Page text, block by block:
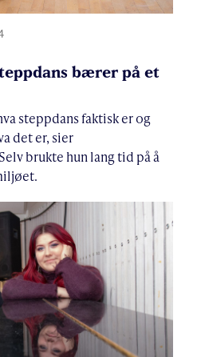
bærer på et
steppdans faktisk er og
det er, sier
brukte hun lang tid på å